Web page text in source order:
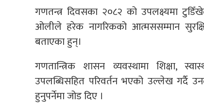
गणतन्त्र दिवसका २०८२ को उपलक्ष्यमा
ओलीले हरेक नागरिकको आत्मससम्मान
बताएका हुन्।
गणतान्त्रिक शासन व्यवस्थामा शिक्षा,
उपलब्धिसहित परिवर्तन भएको उल्लेख गर्दै
हुनुपर्नेमा जोड दिए ।